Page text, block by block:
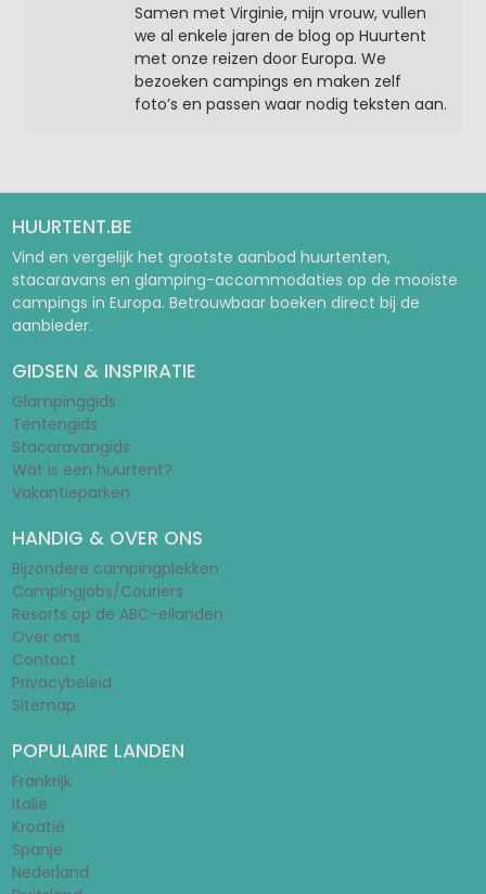
Samen met Virginie, mijn vrouw, vullen
we al enkele jaren de blog op Huurtent
met onze reizen door Europa. We
bezoeken campings en maken zelf
foto’s en passen waar nodig teksten aan.
HUURTENT.BE
Vind en vergelijk het grootste aanbod huurtenten,
stacaravans en glamping-accommodaties op de mooiste
campings in Europa. Betrouwbaar boeken direct bij de
aanbieder.
GIDSEN & INSPIRATIE
Glampinggids
Tentengids
Stacaravangids
Wat is een huurtent?
Vakantieparken
HANDIG & OVER ONS
Bijzondere campingplekken
Campingjobs/Couriers
Resorts op de ABC-eilanden
Over ons
Contact
Privacybeleid
Sitemap
POPULAIRE LANDEN
Frankrijk
Italië
Kroatië
Spanje
Nederland